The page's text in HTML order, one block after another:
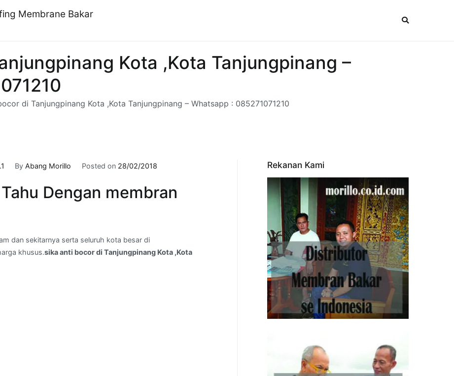
Membrane Bakar
Kota ,Kota Tanjungpinang –
di Tanjungpinang Kota ,Kota Tanjungpinang – Whatsapp : 085271071210
ByAbang Morillo Posted on 28/02/2018
Dengan membran
dan sekitarnya serta seluruh kota besar di
khusus.sika anti bocor di Tanjungpinang Kota ,Kota
Rekanan Kami